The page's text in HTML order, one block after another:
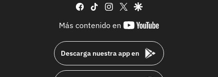
facebook
tiktok instagram
twittergoogle
Más contenido en
youtube-
Descarga nuestra app en